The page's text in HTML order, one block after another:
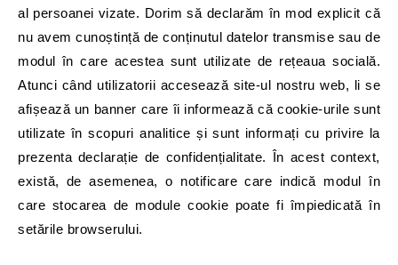
al persoanei vizate. Dorim să declarăm în mod explicit că
nu avem cunoștință de conținutul datelor transmise sau de
modul în care acestea sunt utilizate de rețeaua socială.
Atunci când utilizatorii accesează site-ul nostru web, li se
afișează un banner care îi informează că cookie-urile sunt
utilizate în scopuri analitice și sunt informați cu privire la
prezenta declarație de confidențialitate. În acest context,
există, de asemenea, o notificare care indică modul în
care stocarea de module cookie poate fi împiedicată în
setările browserului.